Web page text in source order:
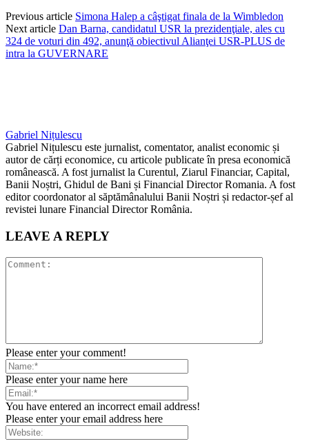
Previous article Simona Halep a câştigat finala de la Wimbledon
Next article Dan Barna, candidatul USR la prezidenţiale, ales cu
324 de voturi din 492, anunţă obiectivul Alianţei USR-PLUS de
intra la GUVERNARE
Gabriel Nițulescu
Gabriel Nițulescu este jurnalist, comentator, analist economic și
autor de cărți economice, cu articole publicate în presa economică
românească. A fost jurnalist la Curentul, Ziarul Financiar, Capital,
Banii Noștri, Ghidul de Bani și Financial Director Romania. A fost
editor coordonator al săptămânalului Banii Noștri și redactor-șef al
revistei lunare Financial Director România.
LEAVE A REPLY
Please enter your comment!
Please enter your name here
You have entered an incorrect email address!
Please enter your email address here